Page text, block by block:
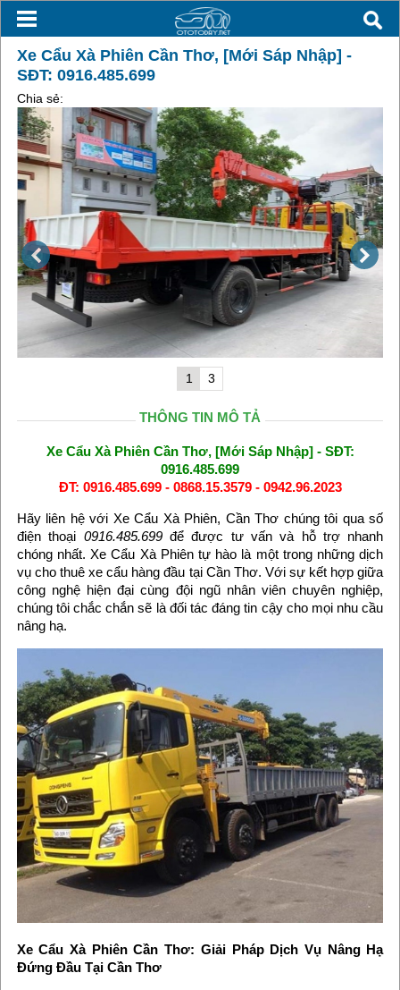
Xe Cẩu Xà Phiên Cần Thơ, [Mới Sáp Nhập] -
SĐT: 0916.485.699
Chia sẻ:
1 3
THÔNG TIN MÔ TẢ
Xe Cẩu Xà Phiên Cần Thơ, [Mới Sáp Nhập] - SĐT:
0916.485.699
ĐT: 0916.485.699 - 0868.15.3579 - 0942.96.2023
Hãy liên hệ với Xe Cẩu Xà Phiên, Cần Thơ chúng tôi qua số
điện thoại 0916.485.699để được tư vấn và hỗ trợ nhanh
chóng nhất. Xe Cẩu Xà Phiên tự hào là một trong những dịch
vụ cho thuê xe cẩu hàng đầu tại Cần Thơ. Với sự kết hợp giữa
công nghệ hiện đại cùng đội ngũ nhân viên chuyên nghiệp,
chúng tôi chắc chắn sẽ là đối tác đáng tin cậy cho mọi nhu cầu
nâng hạ.
Xe Cẩu Xà Phiên Cần Thơ: Giải Pháp Dịch Vụ Nâng Hạ
Đứng Đầu Tại Cần Thơ